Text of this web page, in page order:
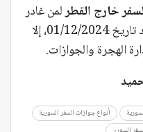
خارج القطرلمن غادر
سوريا بشكل غير قانوني بعد تاريخ 01/12/2024، إلا
الهجرة والجوازات.
أنواع جوازات السفر السورية